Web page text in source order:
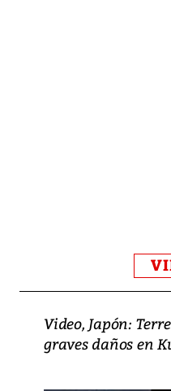
Video, Japón:
graves daños en